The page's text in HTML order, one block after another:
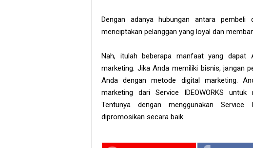
Dengan adanya hubungan antara
menciptakan pelanggan yang loyal dan
Nah, itulah beberapa manfaat yang dapat
marketing. Jika Anda memiliki bisnis, jangan
Anda dengan metode digital marketing.
marketing dari Service IDEOWORKS
Tentunya dengan menggunakan Service
dipromosikan secara baik.